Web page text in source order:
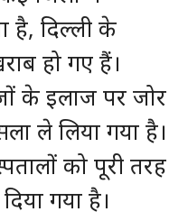
है, दिल्ली के
हो गए हैं।
के इलाज पर जोर
ले लिया गया है।
को पूरी तरह
गया है।